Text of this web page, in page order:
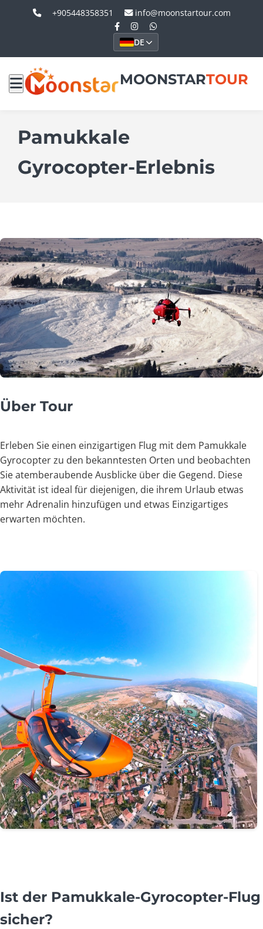
+905448358351 info@moonstartour.com
DE
MOONSTARTOUR
Pamukkale
Gyrocopter-Erlebnis
Über Tour
Erleben Sie einen einzigartigen Flug mit dem Pamukkale
Gyrocopter zu den bekanntesten Orten und beobachten
Sie atemberaubende Ausblicke über die Gegend. Diese
Aktivität ist ideal für diejenigen, die ihrem Urlaub etwas
mehr Adrenalin hinzufügen und etwas Einzigartiges
erwarten möchten.
Ist der Pamukkale-Gyrocopter-Flug
sicher?